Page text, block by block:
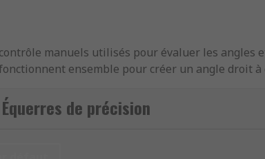
manuels utilisés pour évaluer les angles
ensemble pour créer un angle droit à
est donc un outil essentiel pour les
précises et des angles droits sont
de précision